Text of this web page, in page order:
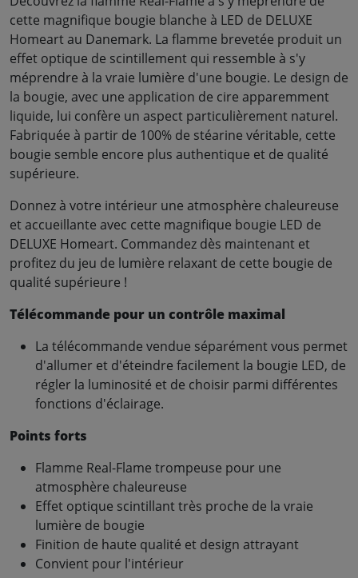
cette magnifique bougie blanche à LED de DELUXE
Homeart au Danemark. La flamme brevetée produit un
effet optique de scintillement qui ressemble à s'y
méprendre à la vraie lumière d'une bougie. Le design de
la bougie, avec une application de cire apparemment
liquide, lui confère un aspect particulièrement naturel.
Fabriquée à partir de 100% de stéarine véritable, cette
bougie semble encore plus authentique et de qualité
supérieure.
Donnez à votre intérieur une atmosphère chaleureuse
et accueillante avec cette magnifique bougie LED de
DELUXE Homeart. Commandez dès maintenant et
profitez du jeu de lumière relaxant de cette bougie de
qualité supérieure !
Télécommande pour un contrôle maximal
La télécommande vendue séparément vous permet
d'allumer et d'éteindre facilement la bougie LED, de
régler la luminosité et de choisir parmi différentes
fonctions d'éclairage.
Points forts
Flamme Real-Flame trompeuse pour une
atmosphère chaleureuse
Effet optique scintillant très proche de la vraie
lumière de bougie
Finition de haute qualité et design attrayant
Convient pour l'intérieur